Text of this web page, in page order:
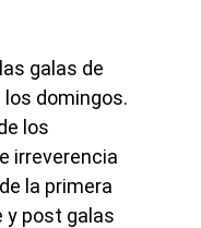
galas de
domingos.
los
irreverencia
la primera
y post galas